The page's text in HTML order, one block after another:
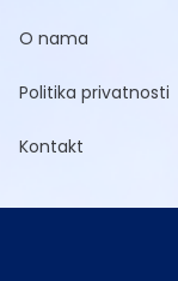
O nama
Politika privatnosti
Kontakt